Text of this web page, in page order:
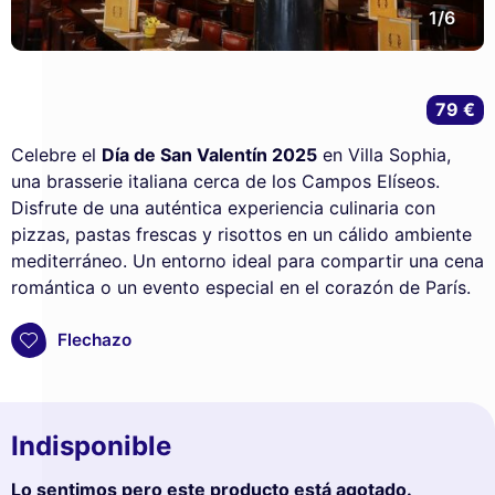
1/6
Celebre el Día de San Valentín 2025 en Villa Sophia,
una brasserie italiana cerca de los Campos Elíseos.
Disfrute de una auténtica experiencia culinaria con
pizzas, pastas frescas y risottos en un cálido ambiente
mediterráneo. Un entorno ideal para compartir una cena
romántica o un evento especial en el corazón de París.
Flechazo
79 €
Indisponible
Lo sentimos pero este producto está agotado.